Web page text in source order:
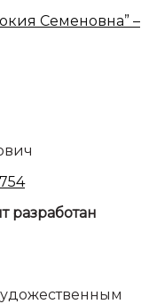
Семеновна” –
разработан